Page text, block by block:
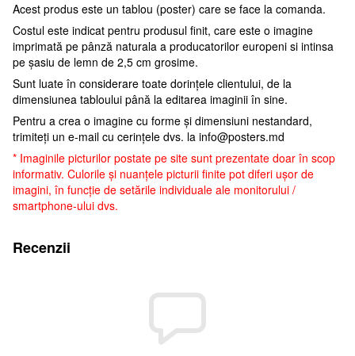
Acest produs este un tablou (poster) care se face la comanda.
Costul este indicat pentru produsul finit, care este o imagine
imprimată pe pânză naturala a producatorilor europeni si intinsa
pe șasiu de lemn de 2,5 cm grosime.
Sunt luate în considerare toate dorințele clientului, de la
dimensiunea tabloului până la editarea imaginii în sine.
Pentru a crea o imagine cu forme și dimensiuni nestandard,
trimiteți un e-mail cu cerințele dvs. la info@posters.md
* Imaginile picturilor postate pe site sunt prezentate doar în scop
informativ. Culorile și nuanțele picturii finite pot diferi ușor de
imagini, în funcție de setările individuale ale monitorului /
smartphone-ului dvs.
Recenzii